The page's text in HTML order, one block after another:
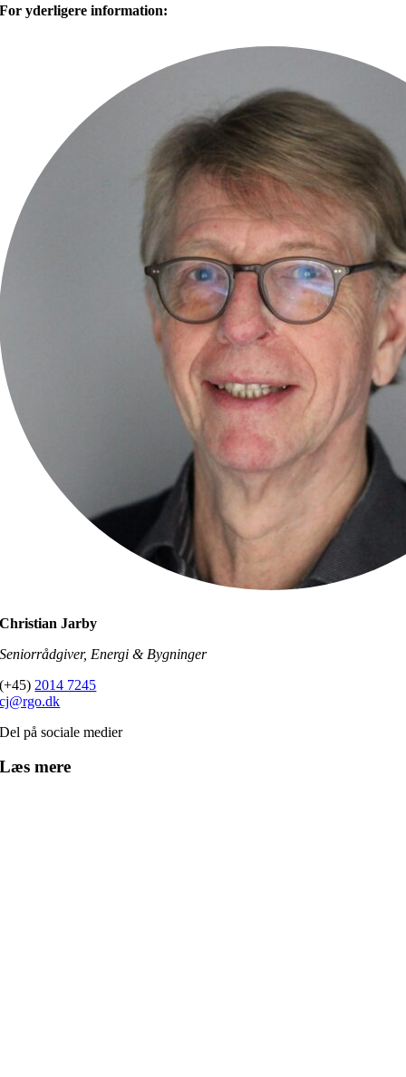
For yderligere information:
Christian Jarby
Seniorrådgiver, Energi & Bygninger
(+45) 2014 7245
cj@rgo.dk
Del på sociale medier
Læs mere